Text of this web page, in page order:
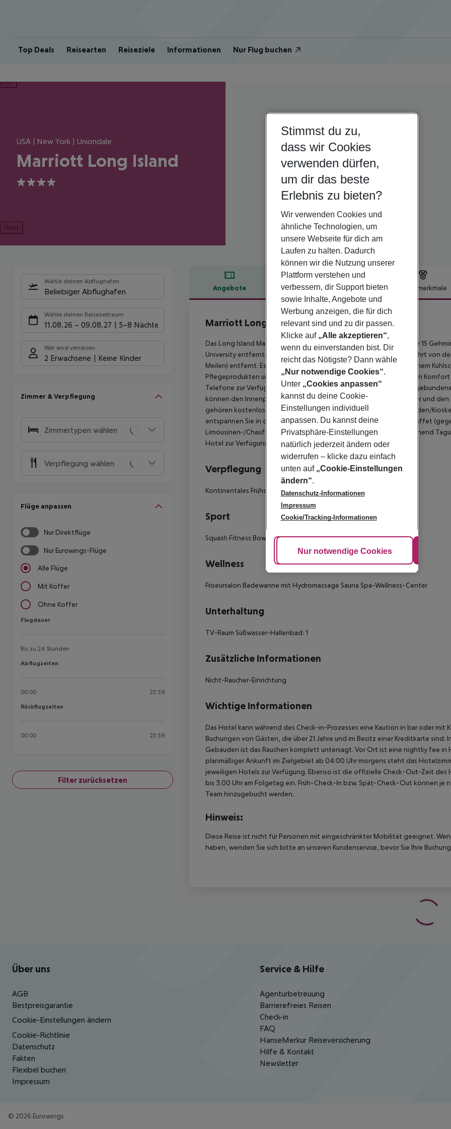
Top Deals Reisearten Reiseziele Informationen Nur Flug buchen
USA | New York | Uniondale
Marriott Long Island
4
Next
Wähle deinen Abflughafen
Beliebiger Abflughafen
Wähle deinen Reisezeitraum
11.08.26 – 09.08.27 5-8 Nächte
Wer wird verreisen
2 Erwachsene Keine Kinder
Zimmer & Verpflegung
Zimmertypen wählen
Verpflegung wählen
Flüge anpassen
Nur Direktflüge
Nur Eurowings-Flüge
Alle Flüge
Mit Koffer
Ohne Koffer
Flugdauer
Flugdauer
Bis zu 24 Stunden
Abflugzeiten
Abflugzeiten
00:00 23:59
Rückflugzeiten
Rückflugzeiten
00:00 23:59
Filter zurücksetzen
Angebote Hotelbeschreibung Hotelmerkmale
Hotelbeschreibung
Marriott Long Island
4
Das Long Island Marriott liegt im Geschäftsviertel von Uniondale, nur 15
University entfernt. Dieses Hotel ist außerdem nur eine kurze Autofahrt von
Meilen) entfernt. Es bietet 615 klimatisierte Zimmer, die jeweils mit einem
Pflegeprodukten und einem Haartrockner ausgestattet sind. Für Ihren
Telefone zur Verfügung. Genieße Netflix-Unterhaltung sowie
können den Innenpool, das rund um die Uhr geöffnete Fitnesscenter und
gehören kostenloses WLAN, ein Concierge-Service sowie Souvenirläden/
entspannen Sie in der Bar/Lounge und genießen Sie ein Frühstücksbuffet
Limousinen-/Chauffeurservice, einen Express-Check-in sowie ausreichend
Hotel zur Verfügung.
Verpflegung
Kontinentales Frühstück Frühstück Warmes Frühstück
Sport
Squash Fitness Bowling Tennis Übungsplatz (Golf)
Wellness
Friseursalon Badewanne mit Hydromassage Sauna Spa-Wellness-Center
Unterhaltung
TV-Raum Süßwasser-Hallenbad: 1
Zusätzliche Informationen
Nicht-Raucher-Einrichtung
Wichtige Informationen
Das Hotel kann während des Check-in-Prozesses eine Kaution in bar oder
Buchungen von Gästen, die über 21 Jahre und im Besitz einer Kreditkarte
Gebäuden ist das Rauchen komplett untersagt. Vor Ort ist eine nightliy fee in
planmäßiger Ankunft im Zielgebiet ab 04:00 Uhr morgens steht das
jeweiligen Hotels zur Verfügung. Ebenso ist die offizielle Check-Out-Zeit des
bis 3:00 Uhr am Folgetag ein. Früh-Check-In bzw. Spät-Check-Out können je
Team hinzugebucht werden.
Hinweis:
Diese Reise ist nicht für Personen mit eingeschränkter Mobilität geeignet.
haben, wenden Sie sich bitte an unseren Kundenservice, bevor Sie Ihre
Footer navigation
Über uns
AGB
Bestpreisgarantie
Cookie-Einstellungen ändern
Cookie-Richtlinie
Datenschutz
Fakten
Flexibel buchen
Impressum
Service & Hilfe
Agenturbetreuung
Barrierefreies Reisen
Check-in
FAQ
HanseMerkur Reiseversicherung
Hilfe & Kontakt
Newsletter
© 2026 Eurowings
Stimmst du zu,
dass wir Cookies
verwenden dürfen,
um dir das beste
Erlebnis zu bieten?
Wir verwenden Cookies und
ähnliche Technologien, um
unsere Webseite für dich am
Laufen zu halten. Dadurch
können wir die Nutzung unserer
Plattform verstehen und
verbessern, dir Support bieten
sowie Inhalte, Angebote und
Werbung anzeigen, die für dich
relevant sind und zu dir passen.
Klicke auf „Alle akzeptieren“,
wenn du einverstanden bist. Dir
reicht das Nötigste? Dann wähle
„Nur notwendige Cookies“.
Unter „Cookies anpassen“
kannst du deine Cookie-
Einstellungen individuell
anpassen. Du kannst deine
Privatsphäre-Einstellungen
natürlich jederzeit ändern oder
widerrufen – klicke dazu einfach
unten auf „Cookie-Einstellungen
ändern“.
Datenschutz-Informationen
Impressum
Cookie/Tracking-Informationen
Cookie anpassen
Nur notwendige Cookies